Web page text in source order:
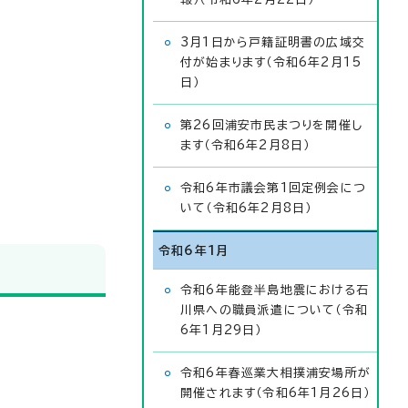
3月1日から戸籍証明書の広域交
付が始まります（令和6年2月15
日）
第26回浦安市民まつりを開催し
ます（令和6年2月8日）
令和6年市議会第1回定例会につ
いて（令和6年2月8日）
令和6年1月
令和6年能登半島地震における石
川県への職員派遣について（令和
6年1月29日）
令和6年春巡業大相撲浦安場所が
開催されます（令和6年1月26日）